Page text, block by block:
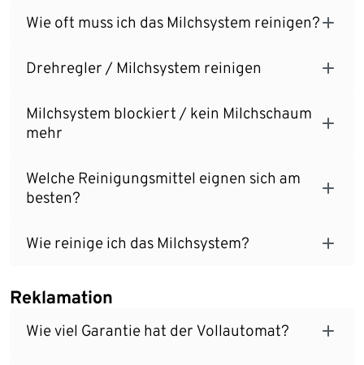
Wie oft muss ich das Milchsystem reinigen?
Drehregler / Milchsystem reinigen
Milchsystem blockiert / kein Milchschaum
mehr
Welche Reinigungsmittel eignen sich am
besten?
Wie reinige ich das Milchsystem?
Reklamation
Wie viel Garantie hat der Vollautomat?